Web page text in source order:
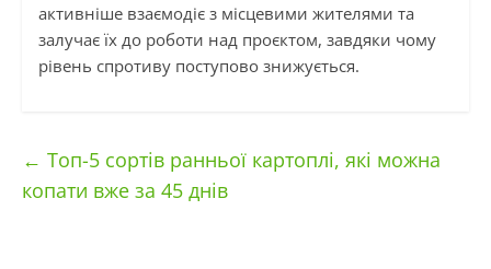
активніше взаємодіє з місцевими жителями та
залучає їх до роботи над проєктом, завдяки чому
рівень спротиву поступово знижується.
← Топ-5 сортів ранньої картоплі, які можна
копати вже за 45 днів